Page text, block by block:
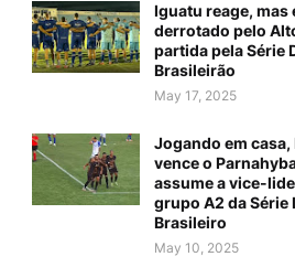
Iguatu reage, mas
derrotado pelo
partida pela Série
Brasileirão
May 17, 2025
Jogando em casa,
vence o
assume a vice-
grupo A2 da Série
Brasileiro
May 10, 2025